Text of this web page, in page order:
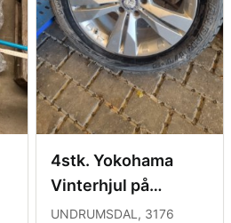
4stk. Yokohama
Vinterhjul på
alufelger. Til
UNDRUMSDAL, 3176